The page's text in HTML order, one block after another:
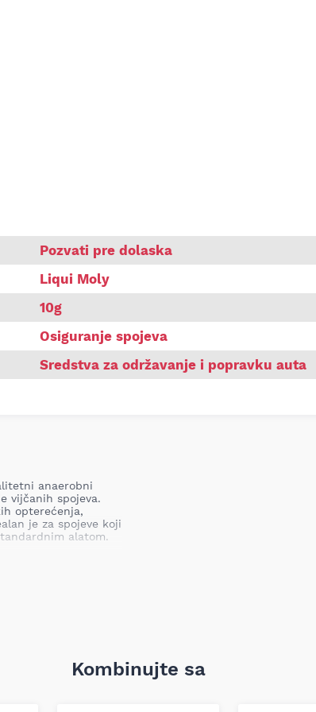
Moly 10gPozvati pre dolaska
Liqui Moly
10g
Osiguranje spojeva
Sredstva za održavanje i popravku auta
anaerobni
vijčanih spojeva.
opterećenja,
je za spojeve koji
alatom.
Kombinujte sa